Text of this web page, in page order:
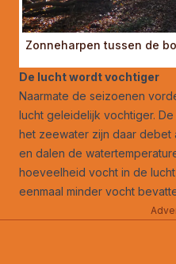
Zonneharpen tussen de
De lucht wordt vochtiger
Naarmate de seizoenen
lucht geleidelijk vochtiger.
het zeewater zijn daar debet
en dalen de
hoeveelheid vocht in de
eenmaal minder vocht